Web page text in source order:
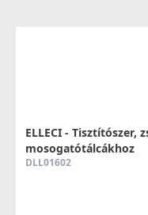
ELLECI -
mosogatótálcákhoz
DLL01602